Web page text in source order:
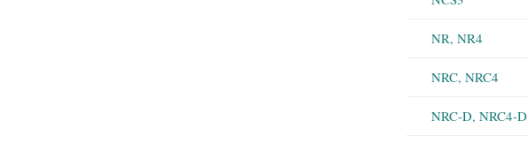
NR, NR4
NRC, NRC4
NRC-D, NRC4-D